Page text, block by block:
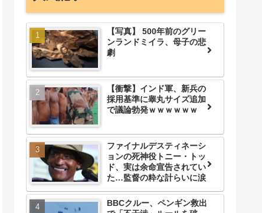
【写真】 500年前のグリー
ンランドミイラ、母子の悲
劇
【衝撃】インド軍、新兵の
採用基準に睾丸サイズ追加
で議論勃発ｗｗｗｗｗｗ
ファイナルデスティネーシ
ョンの死神役トニー・トッ
ド、実は余命宣告されてい
た…監督の粋な計らいに涙
BBCクルー、ペンギン救出